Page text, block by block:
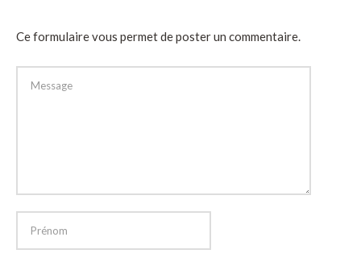
Ce formulaire vous permet de poster un commentaire.